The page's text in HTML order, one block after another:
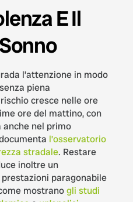
E Il
l’attenzione in modo
piena
cresce nelle ore
ore del mattino, con
anche nel primo
l’osservatorio
stradale. Restare
inoltre un
paragonabile
mostranogli studi